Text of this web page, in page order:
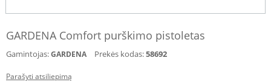
GARDENA Comfort purškimo pistoletas
Gamintojas:GARDENA Prekės kodas:58692
Parašyti atsiliepimą